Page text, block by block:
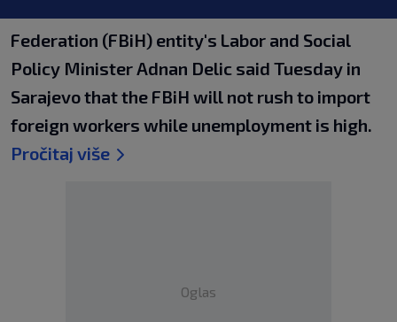
Federation (FBiH) entity's Labor and Social
Policy Minister Adnan Delic said Tuesday in
Sarajevo that the FBiH will not rush to import
foreign workers while unemployment is high.
Pročitaj više
Oglas